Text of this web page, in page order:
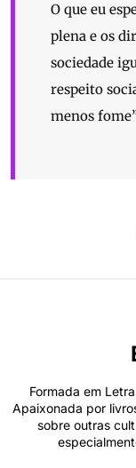
O que eu
plena e os
sociedade
respeito
menos
Formada em
Apaixonada por
sobre outras